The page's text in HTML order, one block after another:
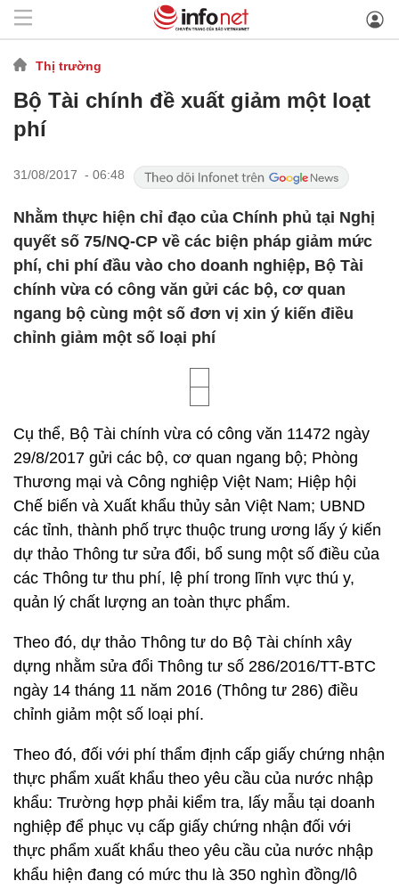
Thị trường
Bộ Tài chính đề xuất giảm một loạt
phí
31/08/2017 - 06:48
Nhằm thực hiện chỉ đạo của Chính phủ tại Nghị
quyết số 75/NQ-CP về các biện pháp giảm mức
phí, chi phí đầu vào cho doanh nghiệp, Bộ Tài
chính vừa có công văn gửi các bộ, cơ quan
ngang bộ cùng một số đơn vị xin ý kiến điều
chỉnh giảm một số loại phí
Cụ thể, Bộ Tài chính vừa có công văn 11472 ngày
29/8/2017 gửi các bộ, cơ quan ngang bộ; Phòng
Thương mại và Công nghiệp Việt Nam; Hiệp hội
Chế biến và Xuất khẩu thủy sản Việt Nam; UBND
các tỉnh, thành phố trực thuộc trung ương lấy ý kiến
dự thảo Thông tư sửa đổi, bổ sung một số điều của
các Thông tư thu phí, lệ phí trong lĩnh vực thú y,
quản lý chất lượng an toàn thực phẩm.
Theo đó, dự thảo Thông tư do Bộ Tài chính xây
dựng nhằm sửa đổi Thông tư số 286/2016/TT-BTC
ngày 14 tháng 11 năm 2016 (Thông tư 286) điều
chỉnh giảm một số loại phí.
Theo đó, đối với phí thẩm định cấp giấy chứng nhận
thực phẩm xuất khẩu theo yêu cầu của nước nhập
khẩu: Trường hợp phải kiểm tra, lấy mẫu tại doanh
nghiệp để phục vụ cấp giấy chứng nhận đối với
thực phẩm xuất khẩu theo yêu cầu của nước nhập
khẩu hiện đang có mức thu là 350 nghìn đồng/lô